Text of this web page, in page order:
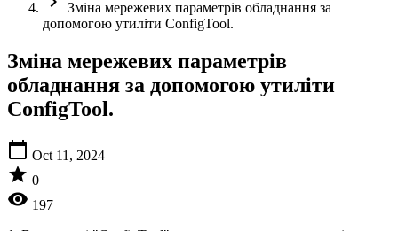
Зміна мережевих параметрів обладнання за
допомогою утиліти ConfigTool.
Зміна мережевих параметрів
обладнання за допомогою утиліти
ConfigTool.
calendar_today Oct 11, 2024
star 0
visibility 197